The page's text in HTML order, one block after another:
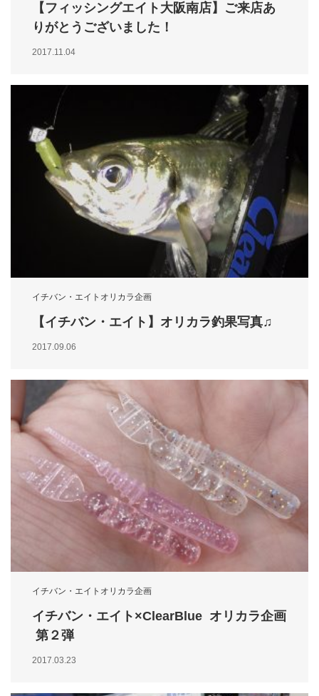
【フィッシングエイト大阪南店】ご来店あ
りがとうございました！
2017.11.04
イチバン・エイトオリカラ企画
【イチバン・エイト】オリカラ釣果写真♫
2017.09.06
イチバン・エイトオリカラ企画
イチバン・エイト×ClearBlue オリカラ企画
第２弾
2017.03.23